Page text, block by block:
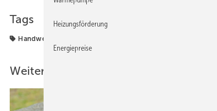
Tags
Handwerkermarke
Weitere Inhalte
Heizungsförderung
Energiepreise